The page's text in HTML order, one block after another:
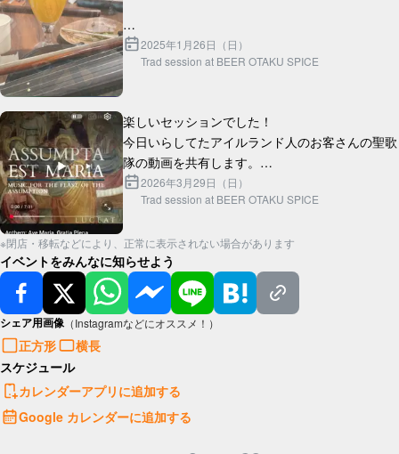
2025年1月26日（日）
Trad session at BEER OTAKU SPICE
楽しいセッションでした！
今日いらしてたアイルランド人のお客さんの聖歌
隊の動画を共有します。
https://youtu.be/fDWBu6ml1Ww?
si=MJZFvAsrkKEN3_6C
2026年3月29日（日）
Trad session at BEER OTAKU SPICE
※閉店・移転などにより、正常に表示されない場合があります
イベントをみんなに知らせよう
シェア用画像 （Instagramなどにオススメ！）
正方形
横長
スケジュール
カレンダーアプリに追加する
Google カレンダーに追加する